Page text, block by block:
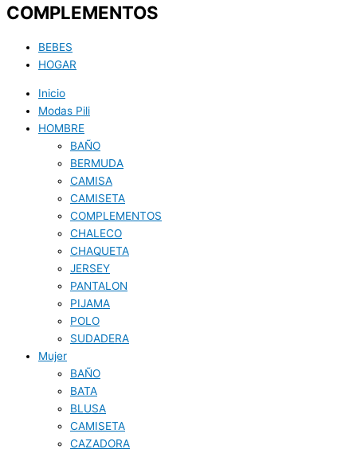
COMPLEMENTOS
BEBES
HOGAR
Inicio
Modas Pili
HOMBRE
BAÑO
BERMUDA
CAMISA
CAMISETA
COMPLEMENTOS
CHALECO
CHAQUETA
JERSEY
PANTALON
PIJAMA
POLO
SUDADERA
Mujer
BAÑO
BATA
BLUSA
CAMISETA
CAZADORA